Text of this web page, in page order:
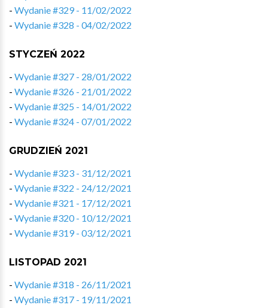
- Wydanie #329 - 11/02/2022
- Wydanie #328 - 04/02/2022
STYCZEŃ 2022
- Wydanie #327 - 28/01/2022
- Wydanie #326 - 21/01/2022
- Wydanie #325 - 14/01/2022
- Wydanie #324 - 07/01/2022
GRUDZIEŃ 2021
- Wydanie #323 - 31/12/2021
- Wydanie #322 - 24/12/2021
- Wydanie #321 - 17/12/2021
- Wydanie #320 - 10/12/2021
- Wydanie #319 - 03/12/2021
LISTOPAD 2021
- Wydanie #318 - 26/11/2021
- Wydanie #317 - 19/11/2021